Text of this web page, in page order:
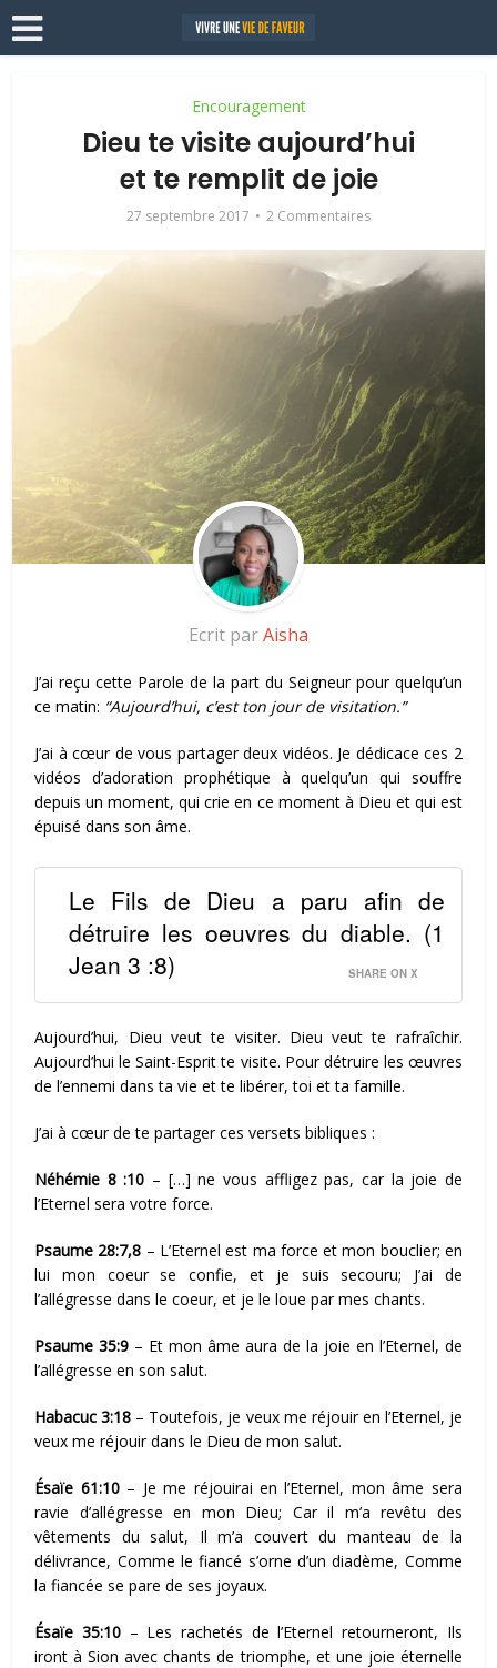
Encouragement
Dieu te visite aujourd’hui
et te remplit de joie
27 septembre 2017 2 Commentaires
Ecrit parAisha
J’ai reçu cette Parole de la part du Seigneur pour quelqu’un
ce matin: “Aujourd’hui, c’est ton jour de visitation.”
J’ai à cœur de vous partager deux vidéos. Je dédicace ces 2
vidéos d’adoration prophétique à quelqu’un qui souffre
depuis un moment, qui crie en ce moment à Dieu et qui est
épuisé dans son âme.
Le Fils de Dieu a paru afin de
détruire les oeuvres du diable. (1
Jean 3 :8)
SHARE ON X
Aujourd’hui, Dieu veut te visiter. Dieu veut te rafraîchir.
Aujourd’hui le Saint-Esprit te visite. Pour détruire les œuvres
de l’ennemi dansta vie et te libérer, toi et ta famille.
J’ai à cœur de te partager ces versets bibliques :
Néhémie 8 :10 – […] ne vous affligez pas, car la joie de
l’Eternel sera votre force.
Psaume 28:7,8 – L’Eternel est ma force et mon bouclier; en
lui mon coeur se confie, et je suis secouru; J’ai de
l’allégresse dans le coeur, et je le loue par mes chants.
Psaume 35:9 – Et mon âme aura de la joie en l’Eternel, de
l’allégresse en son salut.
Habacuc 3:18 – Toutefois, je veux me réjouir en l’Eternel, je
veux me réjouir dans le Dieu de mon salut.
Ésaïe 61:10– Je me réjouirai en l’Eternel, mon âme sera
ravie d’allégresse en mon Dieu; Car il m’a revêtu des
vêtements du salut, Il m’a couvert du manteau de la
délivrance, Comme le fiancé s’orne d’un diadème, Comme
la fiancée se pare de ses joyaux.
Ésaïe 35:10– Les rachetés de l’Eternel retourneront, Ils
iront à Sion avec chants de triomphe, et une joie éternelle